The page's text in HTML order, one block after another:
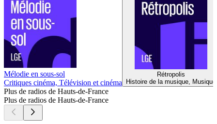
Mélodie en sous-sol
Critiques cinéma, Télévision et cinéma
Rétropolis
Histoire de la musique, Musique
Plus de radios de Hauts-de-France
Plus de radios de Hauts-de-France